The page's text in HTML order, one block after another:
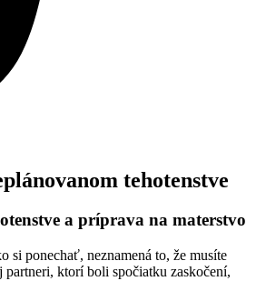
tehotenstve
a príprava na materstvo
si ponechať, neznamená to, že musíte
ktorí boli spočiatku zaskočení,